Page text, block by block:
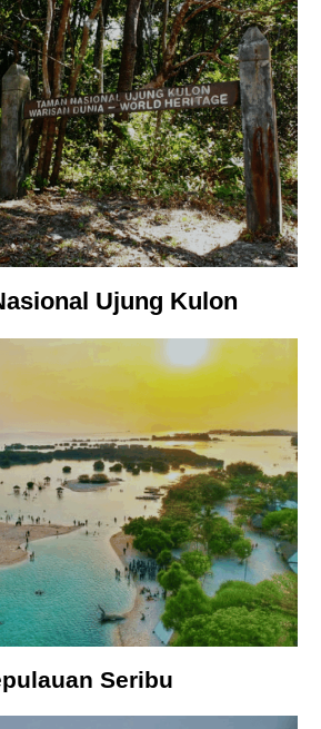
Ujung Kulon
Seribu